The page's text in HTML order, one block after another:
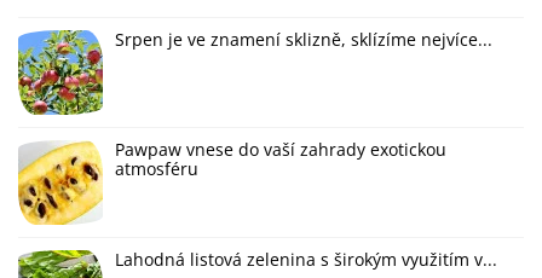
Srpen je ve znamení sklizně, sklízíme nejvíce...
Pawpaw vnese do vaší zahrady exotickou
atmosféru
Lahodná listová zelenina s širokým využitím v...